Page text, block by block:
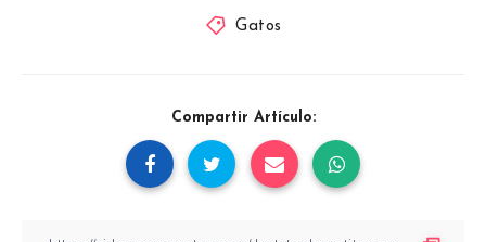
Gatos
Compartir Artículo: